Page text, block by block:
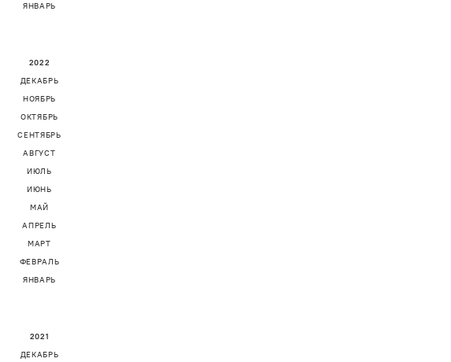
ЯНВАРЬ
2022
ДЕКАБРЬ
НОЯБРЬ
ОКТЯБРЬ
СЕНТЯБРЬ
АВГУСТ
ИЮЛЬ
ИЮНЬ
МАЙ
АПРЕЛЬ
МАРТ
ФЕВРАЛЬ
ЯНВАРЬ
2021
ДЕКАБРЬ